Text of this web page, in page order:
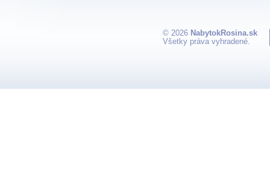
© 2026 NabytokRosina.sk
Všetky práva vyhradené.